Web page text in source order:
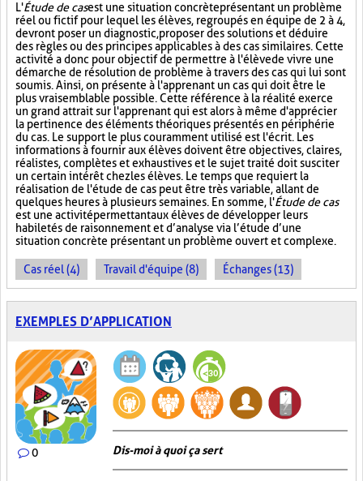
L'Étude de casest une situation concrète présentant un problème
réel ou fictif pour lequel les élèves, regroupés en équipe de 2 à 4,
devront poser un diagnostic, proposer des solutions et déduire
des règles ou des principes applicables à des cas similaires. Cette
activité a donc pour objectif de permettre à l'élève de vivre une
démarche de résolution de problème à travers des cas qui lui sont
soumis. Ainsi, on présente à l'apprenant un cas qui doit être le
plus vraisemblable possible. Cette référence à la réalité exerce
un grand attrait sur l'apprenant qui est alors à même d'apprécier
la pertinence des éléments théoriques présentés en périphérie
du cas. Le support le plus couramment utilisé est l'écrit. Les
informations à fournir aux élèves doivent être objectives, claires,
réalistes, complètes et exhaustives et le sujet traité doit susciter
un certain intérêt chez les élèves. Le temps que requiert la
réalisation de l'étude de cas peut être très variable, allant de
quelques heures à plusieurs semaines. En somme, l'Étude de cas
est une activité permettant aux élèves de développer leurs
habiletés de raisonnement et d’analyse via l’étude d’une
situation concrète présentant un problème ouvert et complexe.
Cas réel (4) Travail d'équipe (8) Échanges (13)
EXEMPLES D’APPLICATION
0 Dis-moi à quoi ça sert